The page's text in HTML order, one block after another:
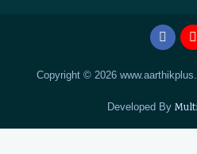
Copyright © 2026
Developed By